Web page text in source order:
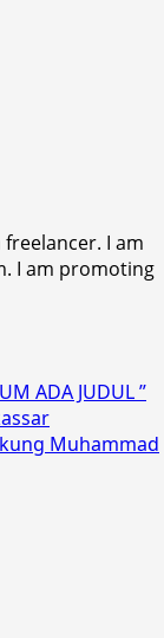
I am
I am promoting
ADA JUDUL ”
Muhammad